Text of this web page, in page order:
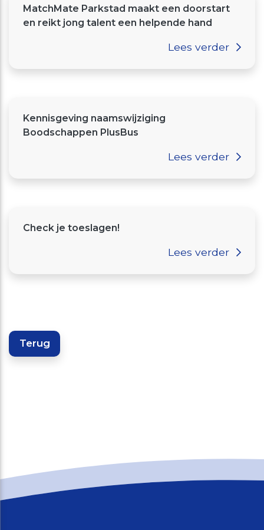
MatchMate Parkstad maakt een doorstart
en reikt jong talent een helpende hand
Lees verder
Kennisgeving naamswijziging
Boodschappen PlusBus
Lees verder
Check je toeslagen!
Lees verder
Terug